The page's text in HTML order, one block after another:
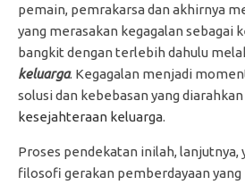
pemain, pemrakarsa dan akhirnya
yang merasakan kegagalan sebagai
bangkit dengan terlebih dahulu
keluarga. Kegagalan menjadi
solusi dan kebebasan yang
kesejahteraan keluarga.
Proses pendekatan inilah, lanjutnya,
filosofi gerakan pemberdayaan